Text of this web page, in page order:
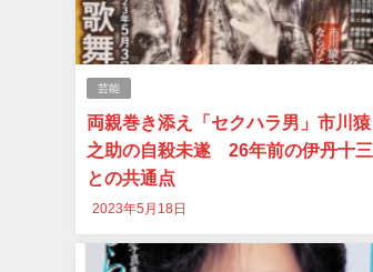
芸能
両親巻き添え「セクハラ男」市川猿
之助の自殺未遂 26年前の伊丹十三
との共通点
2023年5月18日